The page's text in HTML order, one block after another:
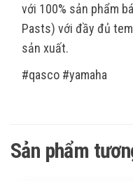
với 100% sản phẩm
Pasts) với đầy đủ
sản xuất.
#qasco #yamaha
Sản phẩm